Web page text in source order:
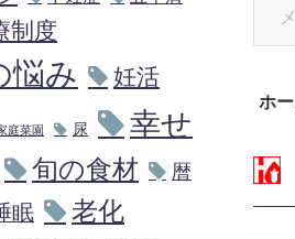
制度
悩み 妊活
庭菜園 尿 幸せ
旬の食材 暦
眠 老化
ホ
～